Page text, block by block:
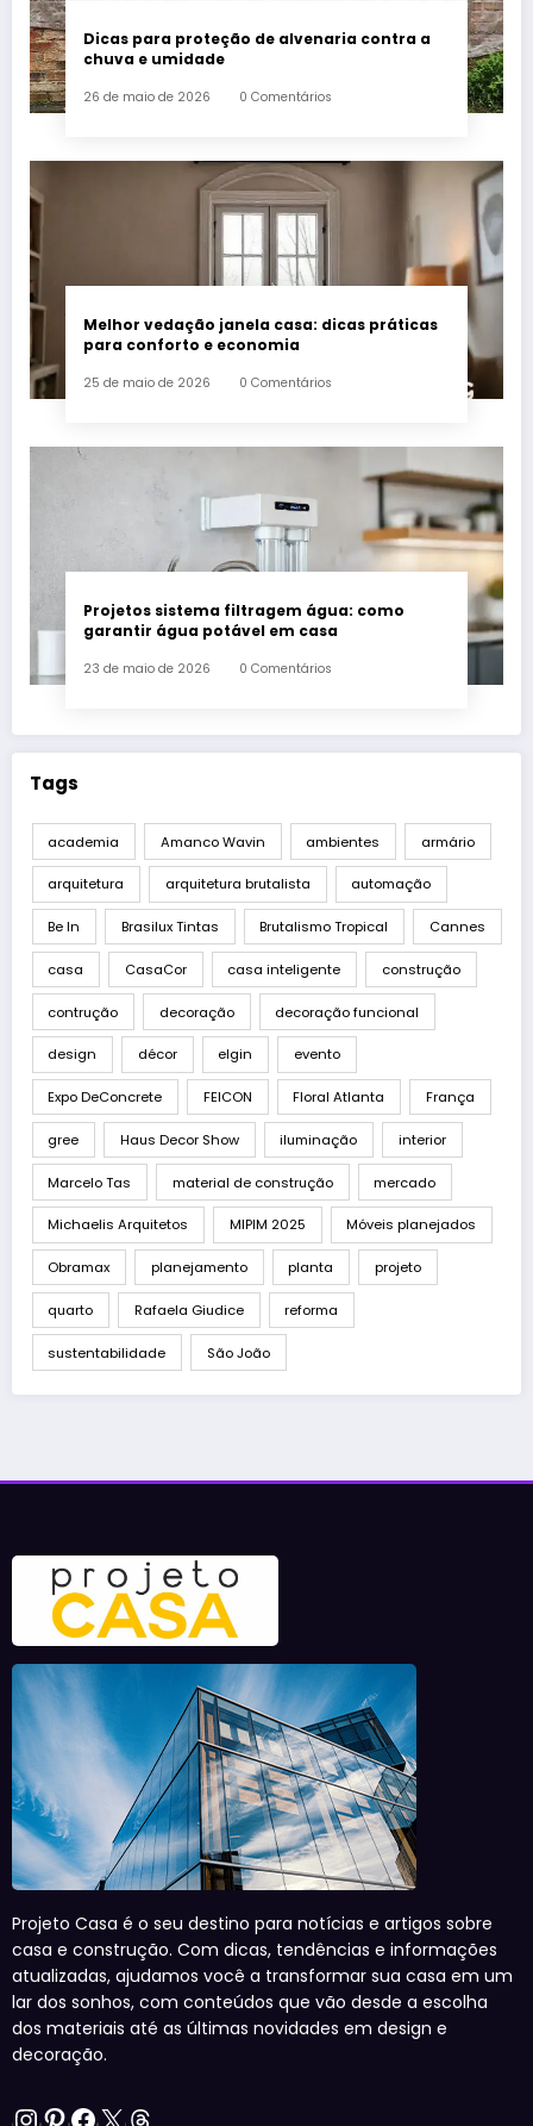
Dicas para proteção de alvenaria contra a
chuva e umidade
26 de maio de 2026 0 Comentários
Melhor vedação janela casa: dicas práticas
para conforto e economia
25 de maio de 2026 0 Comentários
Projetos sistema filtragem água: como
garantir água potável em casa
23 de maio de 2026 0 Comentários
Tags
academia Amanco Wavin ambientes armário
arquitetura arquitetura brutalista automação
Be In Brasilux Tintas Brutalismo Tropical Cannes
casa CasaCor casa inteligente construção
contrução decoração decoração funcional
design décor elgin evento
Expo DeConcrete FEICON Floral Atlanta França
gree Haus Decor Show iluminação interior
Marcelo Tas material de construção mercado
Michaelis Arquitetos MIPIM 2025 Móveis planejados
Obramax planejamento planta projeto
quarto Rafaela Giudice reforma
sustentabilidade São João
Projeto Casa é o seu destino para notícias e artigos sobre
casa e construção. Com dicas, tendências e informações
atualizadas, ajudamos você a transformar sua casa em um
lar dos sonhos, com conteúdos que vão desde a escolha
dos materiais até as últimas novidades em design e
decoração.
Instagram
Pinterest
Facebook
X Threads